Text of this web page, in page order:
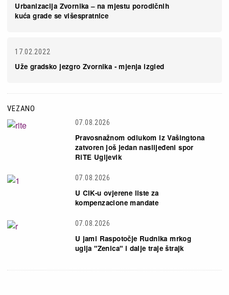
Urbanizacija Zvornika – na mjestu porodičnih
kuća grade se višespratnice
17.02.2022
Uže gradsko jezgro Zvornika - mjenja izgled
VEZANO
07.08.2026
Pravosnažnom odlukom iz Vašingtona
zatvoren još jedan naslijeđeni spor
RiTE Ugljevik
07.08.2026
U CIK-u ovjerene liste za
kompenzacione mandate
07.08.2026
U jami Raspotočje Rudnika mrkog
uglja "Zenica" i dalje traje štrajk